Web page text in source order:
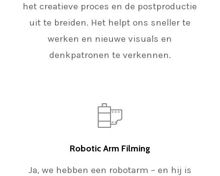
het creatieve proces en de postproductie
uit te breiden. Het helpt ons sneller te
werken en nieuwe visuals en
denkpatronen te verkennen.
Robotic Arm Filming
Ja, we hebben een robotarm – en hij is